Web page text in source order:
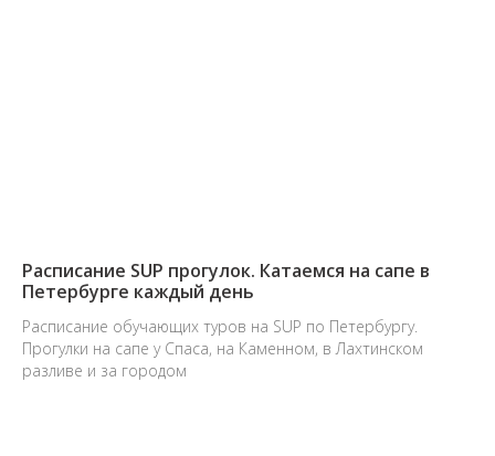
Расписание SUP прогулок. Катаемся на сапе в
Петербурге каждый день
Расписание обучающих туров на SUP по Петербургу.
Прогулки на сапе у Спаса, на Каменном, в Лахтинском
разливе и за городом